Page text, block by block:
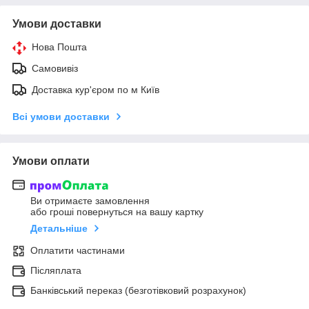
Умови доставки
Нова Пошта
Самовивіз
Доставка кур'єром по м Київ
Всі умови доставки
Умови оплати
Ви отримаєте замовлення
або гроші повернуться на вашу картку
Детальніше
Оплатити частинами
Післяплата
Банківський переказ (безготівковий розрахунок)